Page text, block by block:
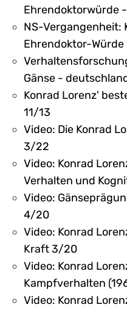
Ehrendoktorwürde -
NS-Vergangenheit:
Ehrendoktor-Würde
Gänse -
Konrad Lorenz'
11/13
Video: Die Konrad
3/22
Video: Konrad
Verhalten und
Video:
4/20
Video: Konrad
Kraft 3/20
Video: Konrad
Kampfverhalten
Video: Konrad